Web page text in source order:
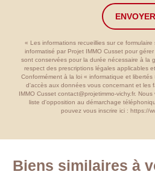
ENVOYER
« Les informations recueillies sur ce
informatisé par Projet IMMO Cusset pour
sont conservées pour la durée nécessaire à la
respect des prescriptions légales applicables
Conformément à la loi « informatique et
d'accès aux données vous concernant et les
IMMO Cusset contact@projetimmo-vichy.fr.
liste d'opposition au démarchage
pouvez vous inscrire ici : https://
Biens similaires à